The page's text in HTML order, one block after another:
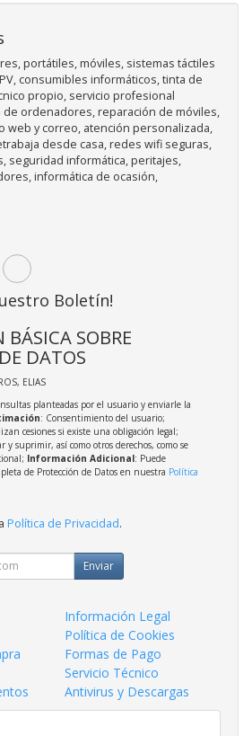
portátiles, móviles, sistemas táctiles
consumibles informáticos, tinta de
propio, servicio profesional
de ordenadores, reparación de móviles,
web y correo, atención personalizada,
desde casa, redes wifi seguras,
seguridad informática, peritajes,
informática de ocasión,
Boletín!
SOBRE
DATOS
ELIAS
planteadas por el usuario y enviarle la
: Consentimiento del usuario;
cesiones si existe una obligación legal;
y suprimir, así como otros derechos, como se
Información Adicional: Puede
de Protección de Datos en nuestra Política
Política de Privacidad.
Enviar
Información Legal
Política de Cookies
Formas de Pago
Servicio Técnico
Antivirus y Descargas